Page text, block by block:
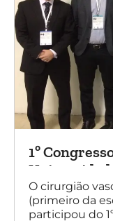
1º
O cirurgião
(primeiro da
participou do